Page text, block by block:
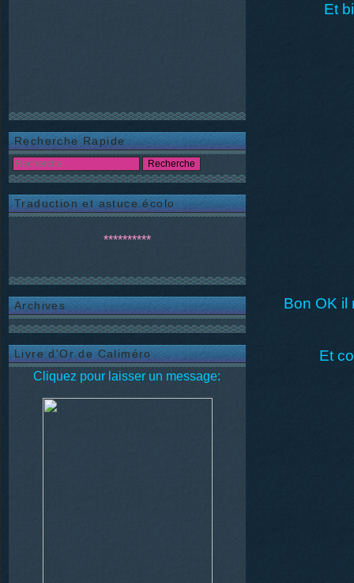
Recherche Rapide
Traduction et astuce écolo
**********
Archives
Livre d'Or de Caliméro
Cliquez pour laisser un message:
Et
Bon OK il
Et